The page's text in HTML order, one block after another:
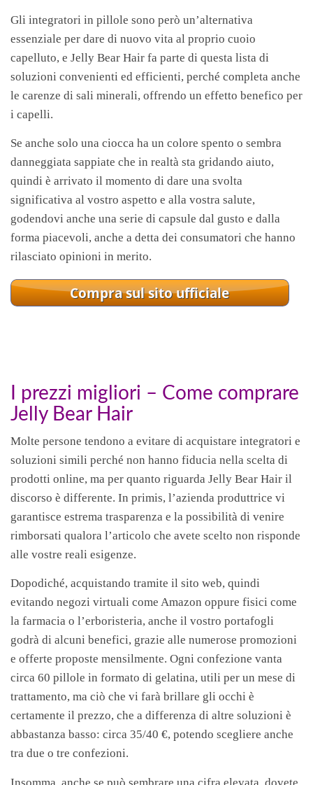
Gli integratori in pillole sono però un’alternativa
essenziale per dare di nuovo vita al proprio cuoio
capelluto, e Jelly Bear Hair fa parte di questa lista di
soluzioni convenienti ed efficienti, perché completa anche
le carenze di sali minerali, offrendo un effetto benefico per
i capelli.
Se anche solo una ciocca ha un colore spento o sembra
danneggiata sappiate che in realtà sta gridando aiuto,
quindi è arrivato il momento di dare una svolta
significativa al vostro aspetto e alla vostra salute,
godendovi anche una serie di capsule dal gusto e dalla
forma piacevoli, anche a detta dei consumatori che hanno
rilasciato opinioni in merito.
I prezzi migliori – Come comprare
Jelly Bear Hair
Molte persone tendono a evitare di acquistare integratori e
soluzioni simili perché non hanno fiducia nella scelta di
prodotti online, ma per quanto riguarda Jelly Bear Hair il
discorso è differente. In primis, l’azienda produttrice vi
garantisce estrema trasparenza e la possibilità di venire
rimborsati qualora l’articolo che avete scelto non risponde
alle vostre reali esigenze.
Dopodiché, acquistando tramite il sito web, quindi
evitando negozi virtuali come Amazon oppure fisici come
la farmacia o l’erboristeria, anche il vostro portafogli
godrà di alcuni benefici, grazie alle numerose promozioni
e offerte proposte mensilmente. Ogni confezione vanta
circa 60 pillole in formato di gelatina, utili per un mese di
trattamento, ma ciò che vi farà brillare gli occhi è
certamente il prezzo, che a differenza di altre soluzioni è
abbastanza basso: circa 35/40 €, potendo scegliere anche
tra due o tre confezioni.
Insomma, anche se può sembrare una cifra elevata, dovete